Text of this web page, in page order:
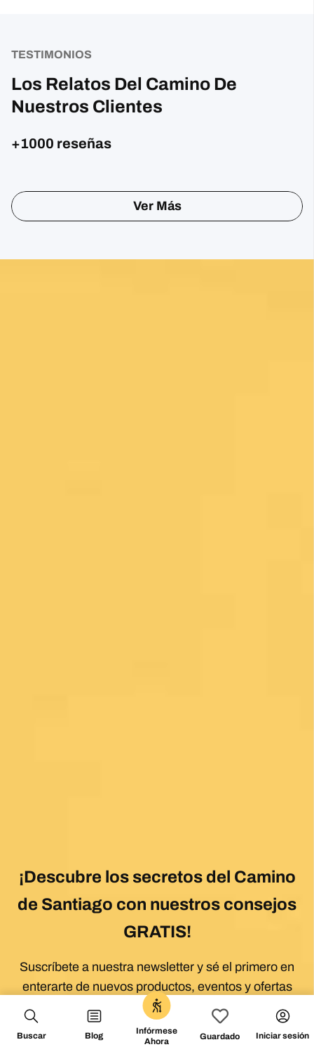
TESTIMONIOS
Los Relatos Del Camino De
Nuestros Clientes
+1000 reseñas
Buscar Blog
Infórmese
Ahora
Guardado Iniciar sesión